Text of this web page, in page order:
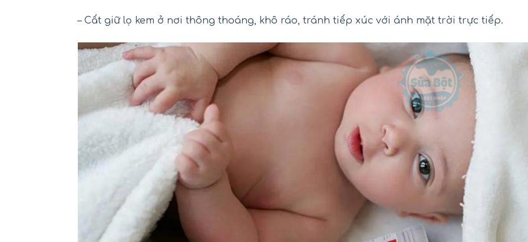
– Cất giữ lọ kem ở nơi thông thoáng, khô ráo, tránh tiếp xúc với ánh mặt trời trực tiếp.